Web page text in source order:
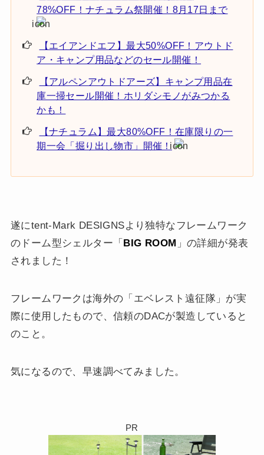
78%OFF！ナチュラム祭開催！8月17日まで
【エイアンドエフ】最大50%OFF！アウトド
ア・キャンプ用品などのセール開催！
【アルペンアウトドアーズ】キャンプ用品在
庫一掃セール開催！ホリダシモノがみつかる
かも！
【ナチュラム】最大80%OFF！在庫限りの一
期一会「掘り出し物市」開催！
遂にtent-Mark DESIGNSより独特なフレームワーク
のドーム型シェルター「 BIG ROOM 」の詳細が発表
されました！
フレームワークは海外の「エベレスト遠征隊」が実
際に使用したもので、信頼のDACが製造していると
のこと。
気になるので、早速調べてみました。
PR